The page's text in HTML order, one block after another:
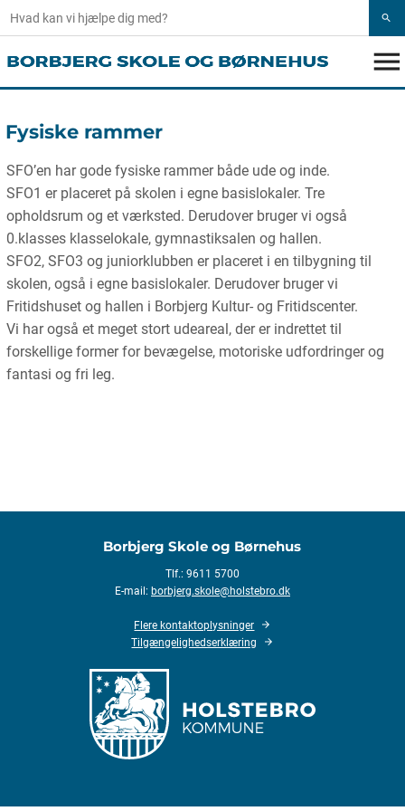
search
menu
Fysiske rammer
SFO’en har gode fysiske rammer både ude og inde.
SFO1 er placeret på skolen i egne basislokaler. Tre
opholdsrum og et værksted. Derudover bruger vi også
0.klasses klasselokale, gymnastiksalen og hallen.
SFO2, SFO3 og juniorklubben er placeret i en tilbygning til
skolen, også i egne basislokaler. Derudover bruger vi
Fritidshuset og hallen i Borbjerg Kultur- og Fritidscenter.
Vi har også et meget stort udeareal, der er indrettet til
forskellige former for bevægelse, motoriske udfordringer og
fantasi og fri leg.
Borbjerg Skole og Børnehus
Tlf.: 9611 5700
E-mail: borbjerg.skole@holstebro.dk
Flere kontaktoplysninger
Tilgængelighedserklæring